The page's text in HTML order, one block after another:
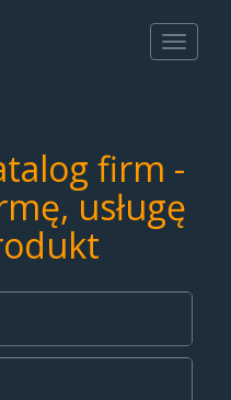
Toggle
firm -
usługę